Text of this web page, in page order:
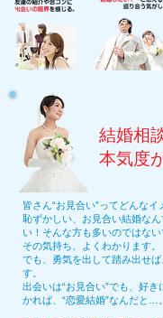
結婚相
本気度
皆さん“お見合い”ってどんなイ
恥ずかしい、お見合い結婚な
い！そんな方も多いのではない
その気持ち、よくわかります。
でも、勇気を出して踏み出せ
す。
出会いは“お見合い”でも、好
かれば、“恋愛結婚”なんだと…。